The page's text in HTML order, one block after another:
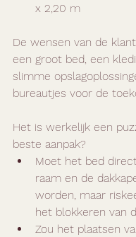
x 2,20 m
De wensen van de
een groot bed, een
slimme
bureautjes voor de
Het is werkelijk een
beste aanpak?
Moet het bed
raam en de
worden, maar
het blokkeren van
Zou het plaatsen